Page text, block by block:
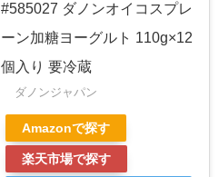
#585027 ダノンオイコスプレ
ーン加糖ヨーグルト 110g×12
個入り 要冷蔵
ダノンジャパン
Amazonで探す
楽天市場で探す